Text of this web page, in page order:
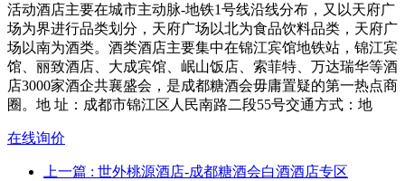
活动酒店主要在城市主动脉-地铁1号线沿线分布，又以天府广
场为界进行品类划分，天府广场以北为食品饮料品类，天府广
场以南为酒类。酒类酒店主要集中在锦江宾馆地铁站，锦江宾
馆、丽致酒店、大成宾馆、岷山饭店、索菲特、万达瑞华等酒
店3000家酒企共襄盛会，是成都糖酒会毋庸置疑的第一热点商
圈。地 址：成都市锦江区人民南路二段55号交通方式：地
在线询价
上一篇 : 世外桃源酒店-成都糖酒会白酒酒店专区